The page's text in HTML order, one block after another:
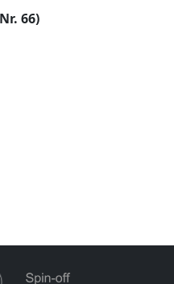
66)